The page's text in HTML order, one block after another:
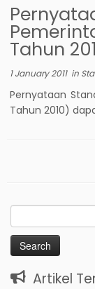
Tahun
1 January 2011in
Pernyataan
Tahun 2010)
Search
for:
Artikel